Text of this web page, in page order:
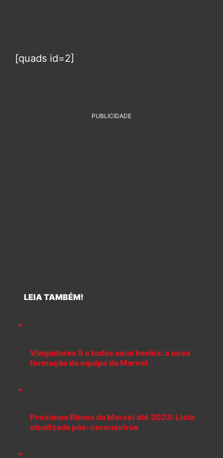
[quads id=2]
PUBLICIDADE
LEIA TAMBÉM!
Vingadores 5 e todos seus heróis: a nova
formação da equipe da Marvel
Próximos filmes da Marvel até 2023: Lista
atualizada pós-coronavírus